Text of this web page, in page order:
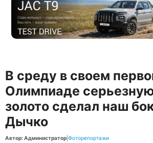
В среду в своем
Олимпиаде
золото сделал наш
Дычко
Автор: Администратор Фоторепортажи